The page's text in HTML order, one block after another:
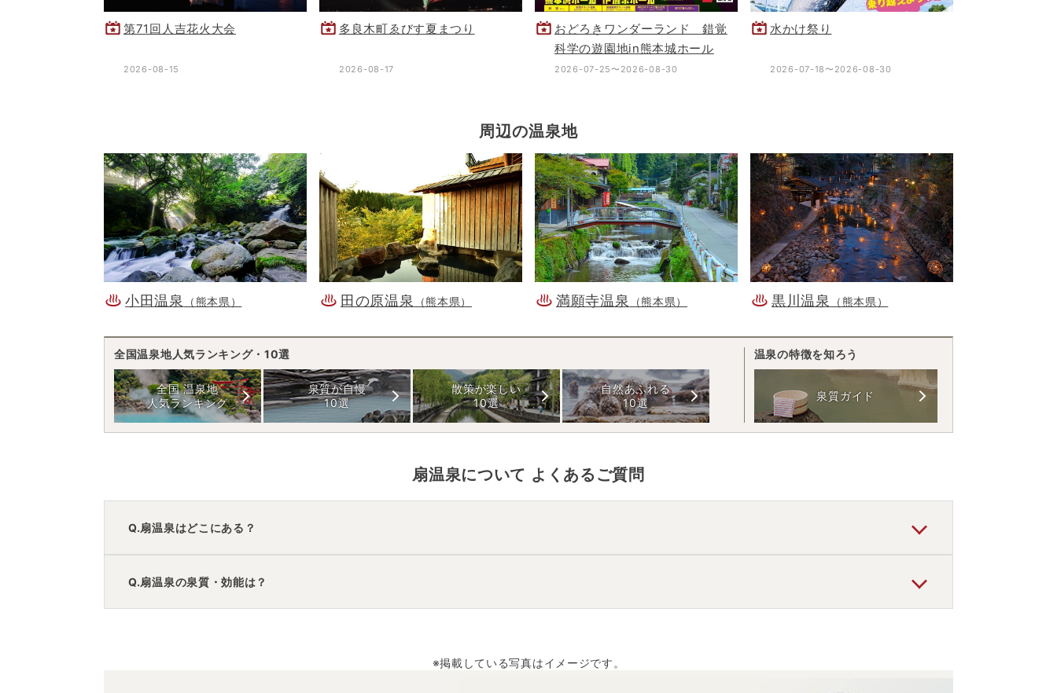
第71回人吉花火大会
2026-08-15
多良木町ゑびす夏まつり
2026-08-17
おどろきワンダーランド 錯覚
科学の遊園地in熊本城ホール
2026-07-25〜2026-08-30
水かけ祭り
2026-07-18〜2026-08-30
周辺の温泉地
小田温泉 （熊本県） 田の原温泉 （熊本県） 満願寺温泉 （熊本県） 黒川温泉 （熊本県）
全国温泉地人気ランキング・10選
全国 温泉地
人気ランキング
泉質が自慢
10選
散策が楽しい
10選
自然あふれる
10選
温泉の特徴を知ろう
泉質ガイド
扇温泉について よくあるご質問
Q.扇温泉はどこにある？
A. 扇温泉 は、熊本県阿蘇郡南小国町
車でお越しの方は、日田ICから車で約60分。
Q.扇温泉の泉質・効能は？
※掲載している写真はイメージです。